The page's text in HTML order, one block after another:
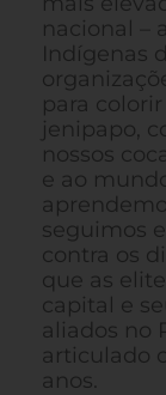
nacional –
Indígenas
para
jenipapo,
nossos
e ao
seguimos
contra os
que as
capital e
aliados no
articulado
anos.